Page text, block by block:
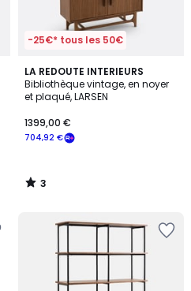
-25€* tous les 50€
LA REDOUTE INTERIEURS
Bibliothèque vintage, en noyer
et plaqué, LARSEN
704,92 €
1399,00 €
3
/
5
3
/